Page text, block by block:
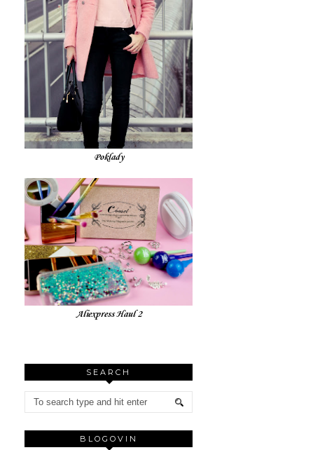
Poklady
Aliexpress Haul 2
SEARCH
BLOGOVIN